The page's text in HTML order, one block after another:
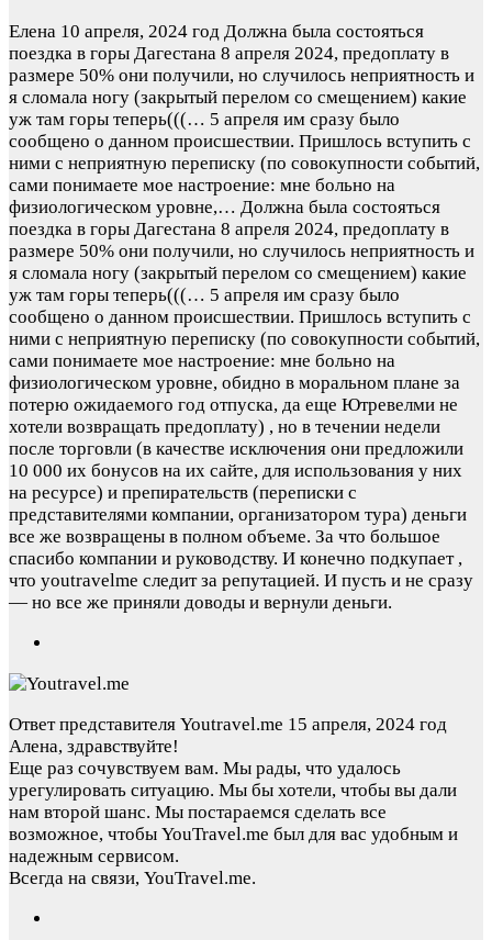
Елена 10 апреля, 2024 год Должна была состояться
поездка в горы Дагестана 8 апреля 2024, предоплату в
размере 50% они получили, но случилось неприятность и
я сломала ногу (закрытый перелом со смещением) какие
уж там горы теперь(((… 5 апреля им сразу было
сообщено о данном происшествии. Пришлось вступить с
ними с неприятную переписку (по совокупности событий,
сами понимаете мое настроение: мне больно на
физиологическом уровне,… Должна была состояться
поездка в горы Дагестана 8 апреля 2024, предоплату в
размере 50% они получили, но случилось неприятность и
я сломала ногу (закрытый перелом со смещением) какие
уж там горы теперь(((… 5 апреля им сразу было
сообщено о данном происшествии. Пришлось вступить с
ними с неприятную переписку (по совокупности событий,
сами понимаете мое настроение: мне больно на
физиологическом уровне, обидно в моральном плане за
потерю ожидаемого год отпуска, да еще Ютревелми не
хотели возвращать предоплату) , но в течении недели
после торговли (в качестве исключения они предложили
10 000 их бонусов на их сайте, для использования у них
на ресурсе) и препирательств (переписки с
представителями компании, организатором тура) деньги
все же возвращены в полном объеме. За что большое
спасибо компании и руководству. И конечно подкупает ,
что youtravelme следит за репутацией. И пусть и не сразу
— но все же приняли доводы и вернули деньги.
Ответ представителя Youtravel.me 15 апреля, 2024 год
Алена, здравствуйте!
Еще раз сочувствуем вам. Мы рады, что удалось
урегулировать ситуацию. Мы бы хотели, чтобы вы дали
нам второй шанс. Мы постараемся сделать все
возможное, чтобы YouTravel.me был для вас удобным и
надежным сервисом.
Всегда на связи, YouTravel.me.